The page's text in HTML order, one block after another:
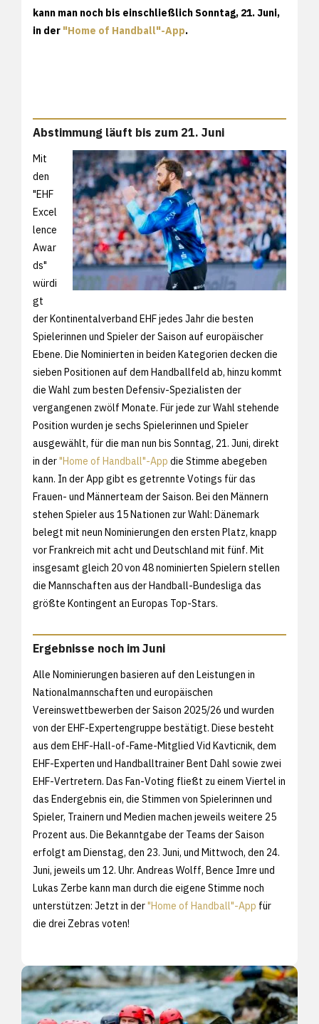
kann man noch bis einschließlich Sonntag, 21. Juni,
in der "Home of Handball"-App.
Abstimmung läuft bis zum 21. Juni
Mit
den
"EHF
Excel
lence
Awar
ds"
würdi
gt
der Kontinentalverband EHF jedes Jahr die besten
Spielerinnen und Spieler der Saison auf europäischer
Ebene. Die Nominierten in beiden Kategorien decken die
sieben Positionen auf dem Handballfeld ab, hinzu kommt
die Wahl zum besten Defensiv-Spezialisten der
vergangenen zwölf Monate. Für jede zur Wahl stehende
Position wurden je sechs Spielerinnen und Spieler
ausgewählt, für die man nun bis Sonntag, 21. Juni, direkt
in der"Home of Handball"-App die Stimme abegeben
kann. In der App gibt es getrennte Votings für das
Frauen- und Männerteam der Saison. Bei den Männern
stehen Spieler aus 15 Nationen zur Wahl: Dänemark
belegt mit neun Nominierungen den ersten Platz, knapp
vor Frankreich mit acht und Deutschland mit fünf. Mit
insgesamt gleich 20 von 48 nominierten Spielern stellen
die Mannschaften aus der Handball-Bundesliga das
größte Kontingent an Europas Top-Stars.
Ergebnisse noch im Juni
Alle Nominierungen basieren auf den Leistungen in
Nationalmannschaften und europäischen
Vereinswettbewerben der Saison 2025/26 und wurden
von der EHF-Expertengruppe bestätigt. Diese besteht
aus dem EHF-Hall-of-Fame-Mitglied Vid Kavticnik, dem
EHF-Experten und Handballtrainer Bent Dahl sowie zwei
EHF-Vertretern. Das Fan-Voting fließt zu einem Viertel in
das Endergebnis ein, die Stimmen von Spielerinnen und
Spieler, Trainern und Medien machen jeweils weitere 25
Prozent aus. Die Bekanntgabe der Teams der Saison
erfolgt am Dienstag, den 23. Juni, und Mittwoch, den 24.
Juni, jeweils um 12. Uhr. Andreas Wolff, Bence Imre und
Lukas Zerbe kann man durch die eigene Stimme noch
unterstützen: Jetzt in der"Home of Handball"-App für
die drei Zebras voten!